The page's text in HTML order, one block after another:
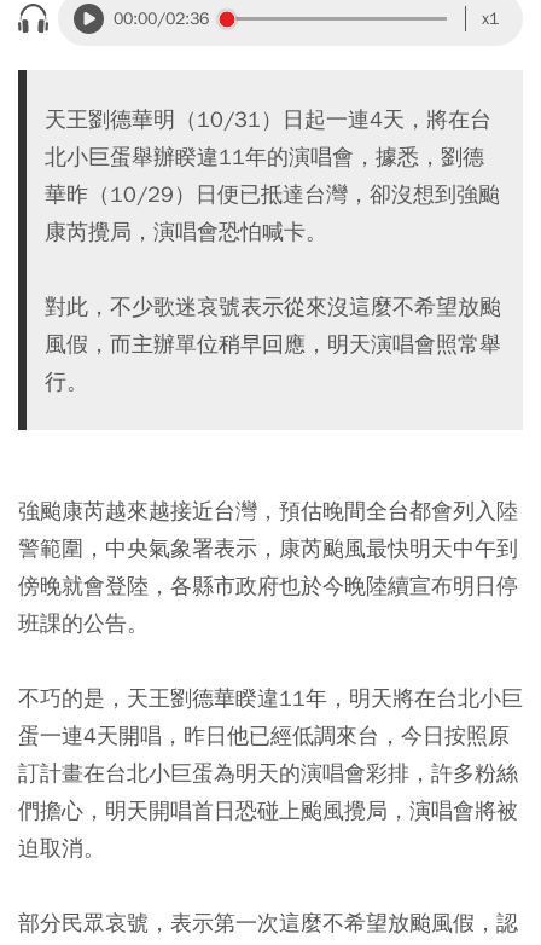
00:00/02:36 x1
天王劉德華明（10/31）日起一連4天，將在台
北小巨蛋舉辦睽違11年的演唱會，據悉，劉德
華昨（10/29）日便已抵達台灣，卻沒想到強颱
康芮攪局，演唱會恐怕喊卡。
對此，不少歌迷哀號表示從來沒這麼不希望放颱
風假，而主辦單位稍早回應，明天演唱會照常舉
行。
強颱康芮越來越接近台灣，預估晚間全台都會列入陸
警範圍，中央氣象署表示，康芮颱風最快明天中午到
傍晚就會登陸，各縣市政府也於今晚陸續宣布明日停
班課的公告。
不巧的是，天王劉德華睽違11年，明天將在台北小巨
蛋一連4天開唱，昨日他已經低調來台，今日按照原
訂計畫在台北小巨蛋為明天的演唱會彩排，許多粉絲
們擔心，明天開唱首日恐碰上颱風攪局，演唱會將被
迫取消。
部分民眾哀號，表示第一次這麼不希望放颱風假，認